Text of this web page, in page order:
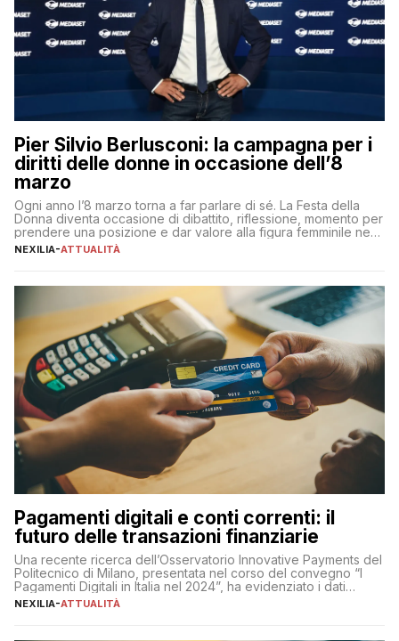
Pier Silvio Berlusconi: la campagna per i
diritti delle donne in occasione dell’8
marzo
Ogni anno l’8 marzo torna a far parlare di sé. La Festa della
Donna diventa occasione di dibattito, riflessione, momento per
prendere una posizione e dar valore alla figura femminile nella
sua complessità e crucialità. A lanciare un messaggio “forte e
NEXILIA-ATTUALITÀ
Pagamenti digitali e conti correnti: il
futuro delle transazioni finanziarie
Una recente ricerca dell’Osservatorio Innovative Payments del
Politecnico di Milano, presentata nel corso del convegno “I
Pagamenti Digitali in Italia nel 2024”, ha evidenziato i dati
definitivi del primo semestre 2024 relativamente alle
NEXILIA-ATTUALITÀ